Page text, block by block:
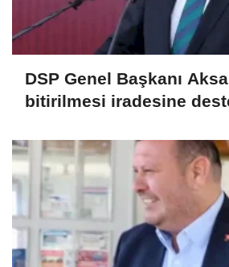
DSP Genel Başkanı
bitirilmesi iradesine